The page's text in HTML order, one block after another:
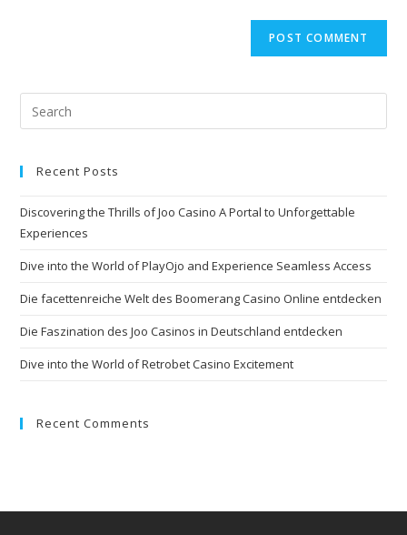
Recent Posts
Discovering the Thrills of Joo Casino A Portal to Unforgettable
Experiences
Dive into the World of PlayOjo and Experience Seamless Access
Die facettenreiche Welt des Boomerang Casino Online entdecken
Die Faszination des Joo Casinos in Deutschland entdecken
Dive into the World of Retrobet Casino Excitement
Recent Comments